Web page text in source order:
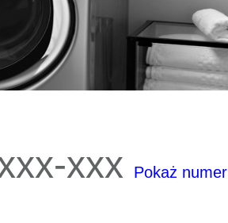
xxx Pokaż numer